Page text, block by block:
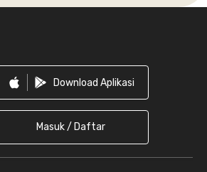
Download Aplikasi
Masuk / Daftar